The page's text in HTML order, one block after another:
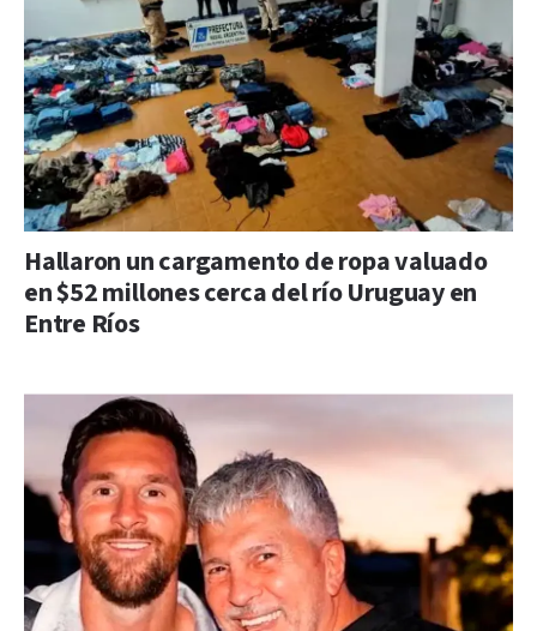
Hallaron un cargamento de ropa valuado
en $52 millones cerca del río Uruguay en
Entre Ríos